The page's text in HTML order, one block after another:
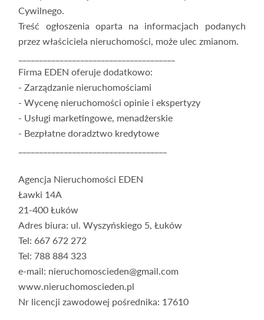
Cywilnego.
Treść ogłoszenia oparta na informacjach podanych
przez właściciela nieruchomości, może ulec zmianom.
Firma EDEN oferuje dodatkowo:
- Zarządzanie nieruchomościami
- Wycenę nieruchomości opinie i ekspertyzy
- Usługi marketingowe, menadżerskie
- Bezpłatne doradztwo kredytowe
Agencja Nieruchomości EDEN
Ławki 14A
21-400 Łuków
Adres biura: ul. Wyszyńskiego 5, Łuków
Tel: 667 672 272
Tel: 788 884 323
e-mail: nieruchomoscieden@gmail.com
www.nieruchomoscieden.pl
Nr licencji zawodowej pośrednika: 17610